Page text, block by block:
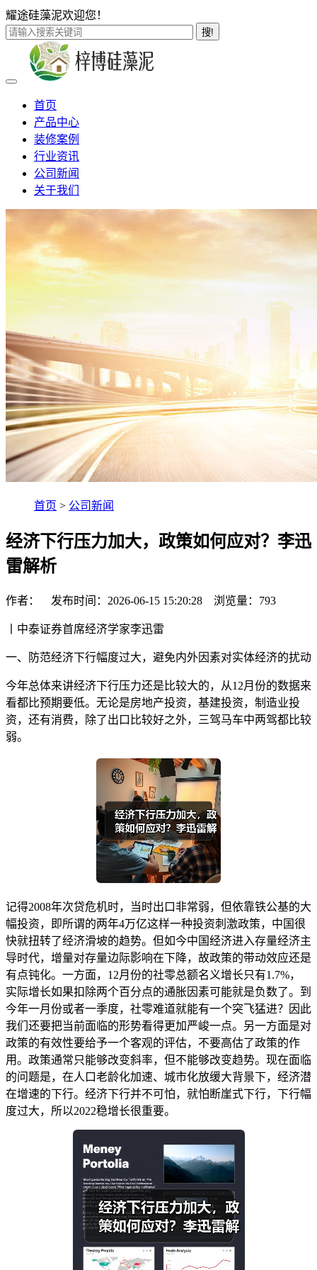
耀途硅藻泥欢迎您！
搜!
首页
产品中心
装修案例
行业资讯
公司新闻
关于我们
首页 > 公司新闻
经济下行压力加大，政策如何应对？李迅
雷解析
作者： 发布时间：2026-06-15 15:20:28 浏览量： 793
丨中泰证券首席经济学家李迅雷
一、防范经济下行幅度过大，避免内外因素对实体经济的扰动
今年总体来讲经济下行压力还是比较大的，从12月份的数据来
看都比预期要低。无论是房地产投资，基建投资，制造业投
资，还有消费，除了出口比较好之外，三驾马车中两驾都比较
弱。
记得2008年次贷危机时，当时出口非常弱，但依靠铁公基的大
幅投资，即所谓的两年4万亿这样一种投资刺激政策，中国很
快就扭转了经济滑坡的趋势。但如今中国经济进入存量经济主
导时代，增量对存量边际影响在下降，故政策的带动效应还是
有点钝化。一方面，12月份的社零总额名义增长只有1.7%，
实际增长如果扣除两个百分点的通胀因素可能就是负数了。到
今年一月份或者一季度，社零难道就能有一个突飞猛进？因此
我们还要把当前面临的形势看得更加严峻一点。另一方面是对
政策的有效性要给予一个客观的评估，不要高估了政策的作
用。政策通常只能够改变斜率，但不能够改变趋势。现在面临
的问题是，在人口老龄化加速、城市化放缓大背景下，经济潜
在增速的下行。经济下行并不可怕，就怕断崖式下行，下行幅
度过大，所以2022稳增长很重要。